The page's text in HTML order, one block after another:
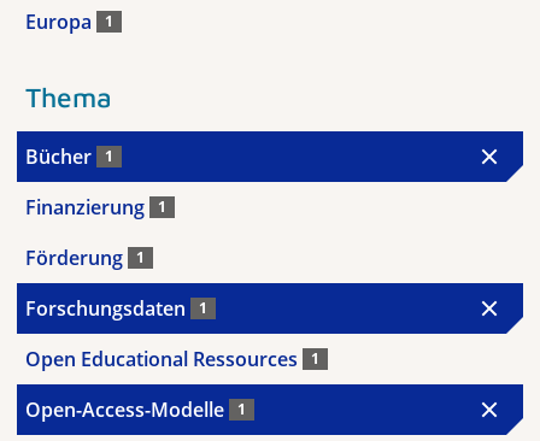
Europa 1
Thema
Bücher 1
Finanzierung 1
Förderung 1
Forschungsdaten 1
Open Educational Ressources 1
Open-Access-Modelle 1